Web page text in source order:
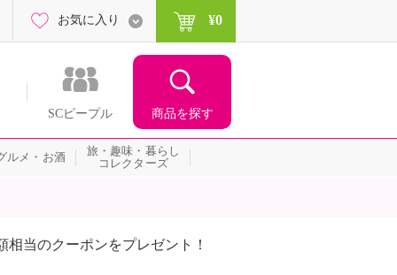
SCピープル 商品を探す
お気に入り ¥0
ルメ・お酒
旅・趣味・暮らし
コレクターズ
当のクーポンをプレゼント！